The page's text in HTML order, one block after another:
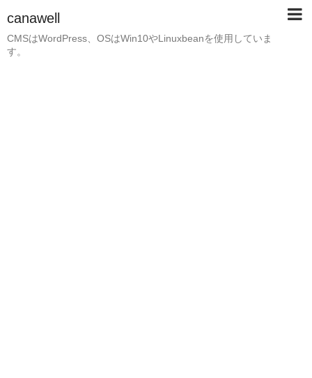
canawell
CMSはWordPress、OSはWin10やLinuxbeanを使用していま
す。